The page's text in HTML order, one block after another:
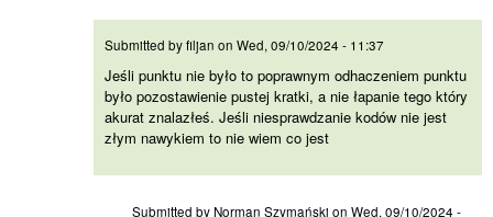
Jeśli punktu nie było to
Submitted byfiljan on Wed, 09/10/2024 - 11:37
Jeśli punktu nie było to poprawnym odhaczeniem punktu
było pozostawienie pustej kratki, a nie łapanie tego który
akurat znalazłeś. Jeśli niesprawdzanie kodów nie jest
złym nawykiem to nie wiem co jest
Obawiam się "fijlan" że to
Submitted byNorman Szymański on Wed, 09/10/2024 -